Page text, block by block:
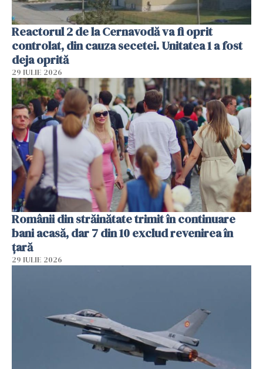
Reactorul 2 de la Cernavodă va fi oprit
controlat, din cauza secetei. Unitatea 1 a fost
deja oprită
29 IULIE 2026
Românii din străinătate trimit în continuare
bani acasă, dar 7 din 10 exclud revenirea în
țară
29 IULIE 2026